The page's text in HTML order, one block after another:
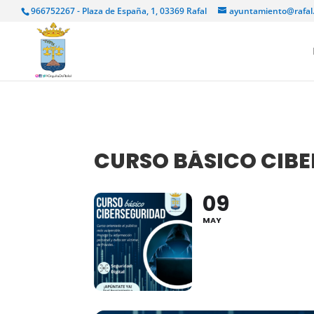
966752267 - Plaza de España, 1, 03369 Rafal
CURSO BÁSICO
09
MAY